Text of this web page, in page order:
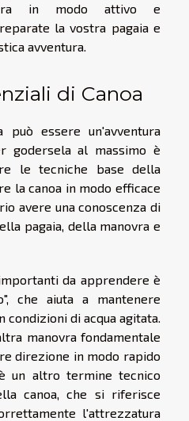
in modo attivo e
la vostra pagaia e
avventura.
di Canoa
può essere un'avventura
godersela al massimo è
le tecniche base della
la canoa in modo efficace
avere una conoscenza di
pagaia, della manovra e
da apprendere è
che aiuta a mantenere
condizioni di acqua agitata.
manovra fondamentale
direzione in modo rapido
un altro termine tecnico
canoa, che si riferisce
l'attrezzatura